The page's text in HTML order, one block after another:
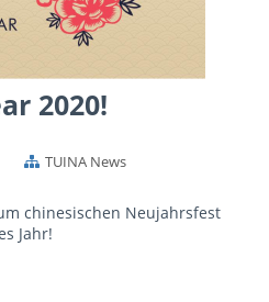
2020!
TUINA News
chinesischen Neujahrsfest
Jahr!